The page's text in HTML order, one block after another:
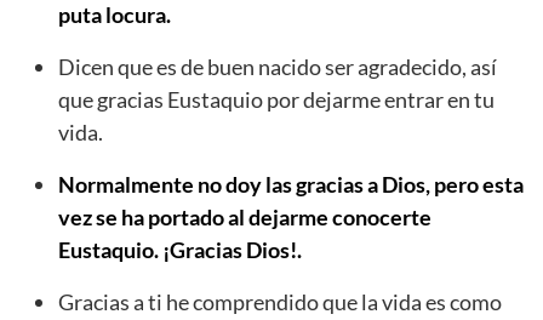
puta locura.
Dicen que es de buen nacido ser agradecido, así
que gracias Eustaquio por dejarme entrar en tu
vida.
Normalmente no doy las gracias a Dios, pero esta
vez se ha portado al dejarme conocerte
Eustaquio. ¡Gracias Dios!.
Gracias a ti he comprendido que la vida es como